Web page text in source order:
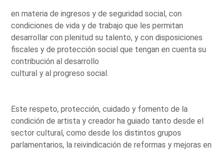
en materia de ingresos y de seguridad social, con
condiciones de vida y de trabajo que les permitan
desarrollar con plenitud su talento, y con disposiciones
fiscales y de protección social que tengan en cuenta su
contribución al desarrollo
cultural y al progreso social.
Este respeto, protección, cuidado y fomento de la
condición de artista y creador ha guiado tanto desde el
sector cultural, como desde los distintos grupos
parlamentarios, la reivindicación de reformas y mejoras en